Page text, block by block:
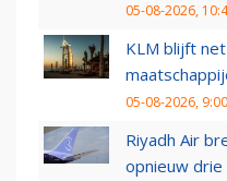
05-08-2026,
KLM blijft
05-08-2026, 9:00
Riyadh Air
opnieuw